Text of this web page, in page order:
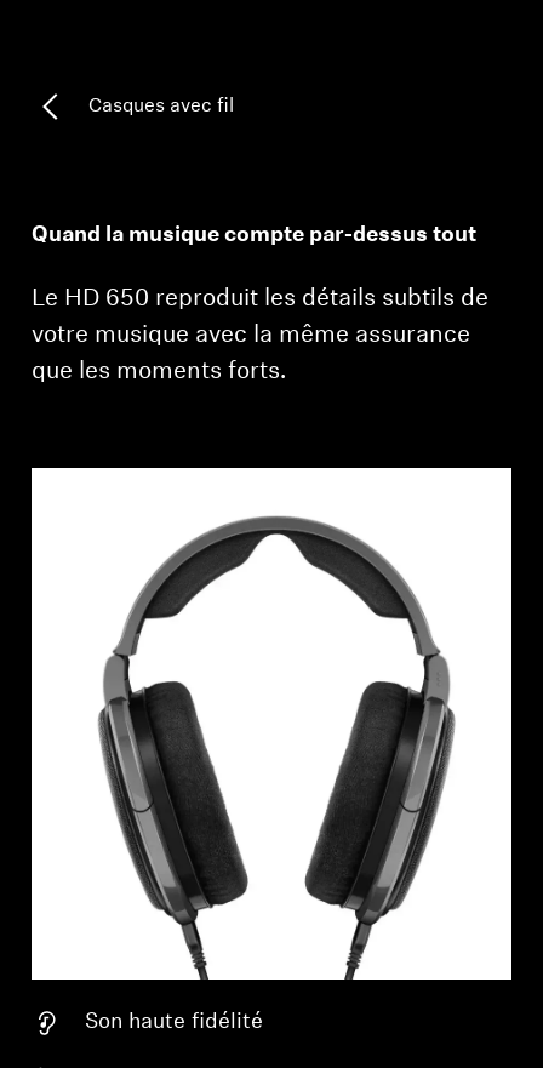
Casques TV Hearing
Pièces et accessoires Hearing d'origine
Barres de son
Pièces et accessoires AMBEO
À propos de nous
Innovations
Sound Space
Casques avec fil
Quand la musique compte par-dessus tout
Le HD 650 reproduit les détails subtils de
votre musique avec la même assurance
que les moments forts.
Son haute fidélité